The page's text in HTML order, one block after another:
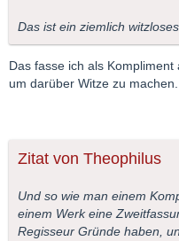
Das ist ein ziemlich
Das fasse ich als
um darüber Witze zu machen.
Zitat von Theophilus
Und so wie man einem
einem Werk eine
Regisseur Gründe haben,